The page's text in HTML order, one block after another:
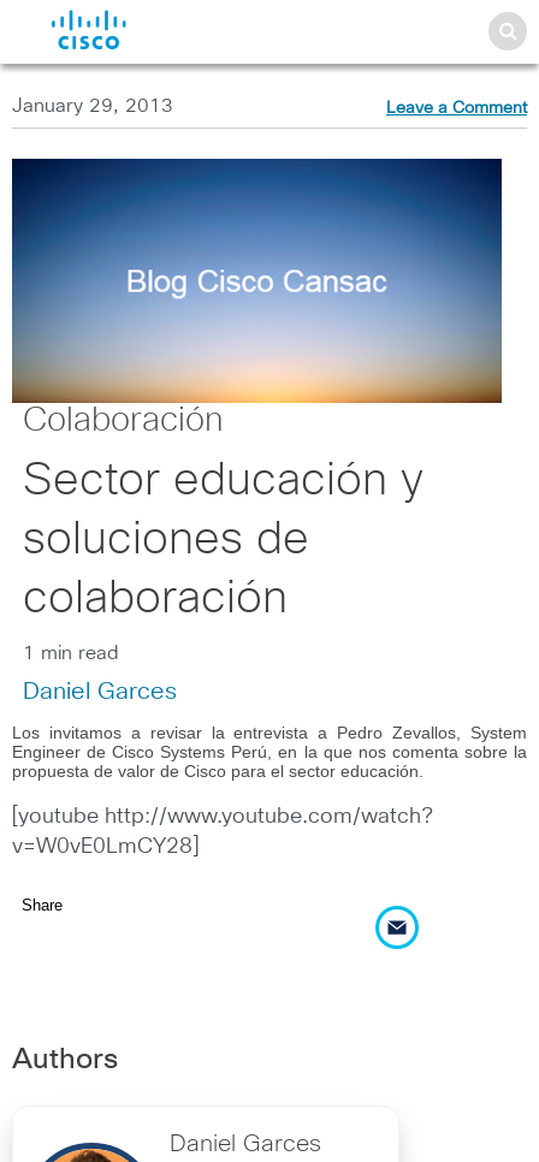
January 29, 2013 Leave a Comment
Colaboración
Sector educación y
soluciones de
colaboración
1 min read
Daniel Garces
Los invitamos a revisar la entrevista a Pedro Zevallos, System
Engineer de Cisco Systems Perú, en la que nos comenta sobre la
propuesta de valor de Cisco para el sector educación.
[youtube http://www.youtube.com/watch?
v=W0vE0LmCY28]
Share
Authors
Daniel Garces